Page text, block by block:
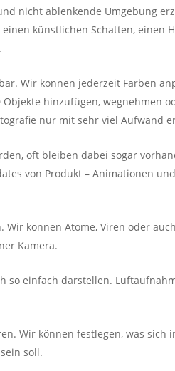
nicht ablenkende Umgebung
künstlichen Schatten, einen
Wir können jederzeit Farben
hinzufügen, wegnehmen
nur mit sehr viel Aufwand
oft bleiben dabei sogar
von Produkt – Animationen
können Atome, Viren oder
Kamera.
so einfach darstellen.
Wir können festlegen, was sich
soll.